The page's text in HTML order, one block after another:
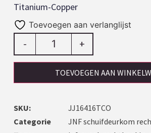
Titanium-Copper
Toevoegen aan verlanglijst
- +
TOEVOEGEN AAN
SKU:
JJ16416TCO
Categorie
JNF schuifdeurkom